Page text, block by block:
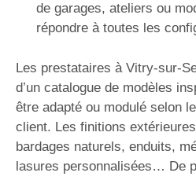
de garages, ateliers ou
répondre à toutes les
Les prestataires à Vitry-sur-
d’un catalogue de modèles
être adapté ou modulé selon
client. Les finitions
bardages naturels, enduits,
lasures personnalisées… De